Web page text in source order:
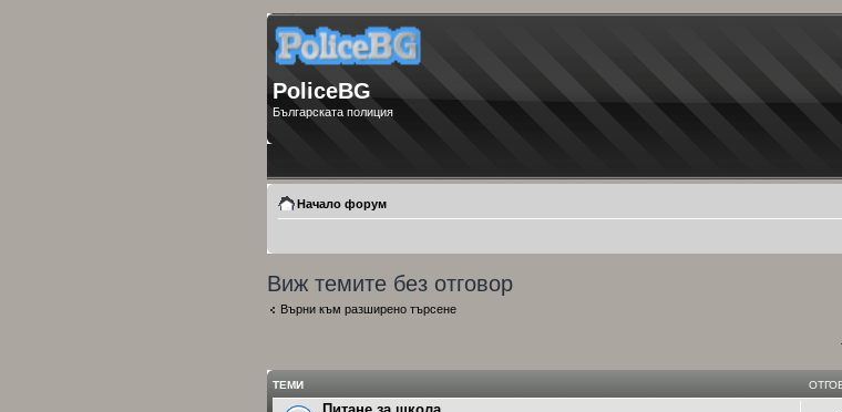
PoliceBG
Българската полиция
Начало форум
Виж темите без отговор
Върни към разширено търсене
ТЕМИ
Питане за школа